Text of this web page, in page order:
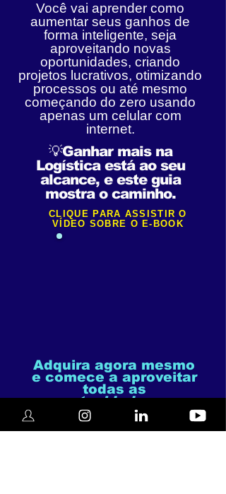
Você vai aprender como
aumentar seus ganhos de
forma inteligente, seja
aproveitando novas
oportunidades, criando
projetos lucrativos, otimizando
processos ou até mesmo
começando do zero usando
apenas um celular com
internet.
💡Ganhar mais na
Logística está ao seu
alcance, e este guia
mostra o caminho.
CLIQUE PARA ASSISTIR O
VÍDEO SOBRE O E-BOOK
Adquira agora mesmo
e comece a aproveitar
todas as
oportunidadesque
existem no mercado.